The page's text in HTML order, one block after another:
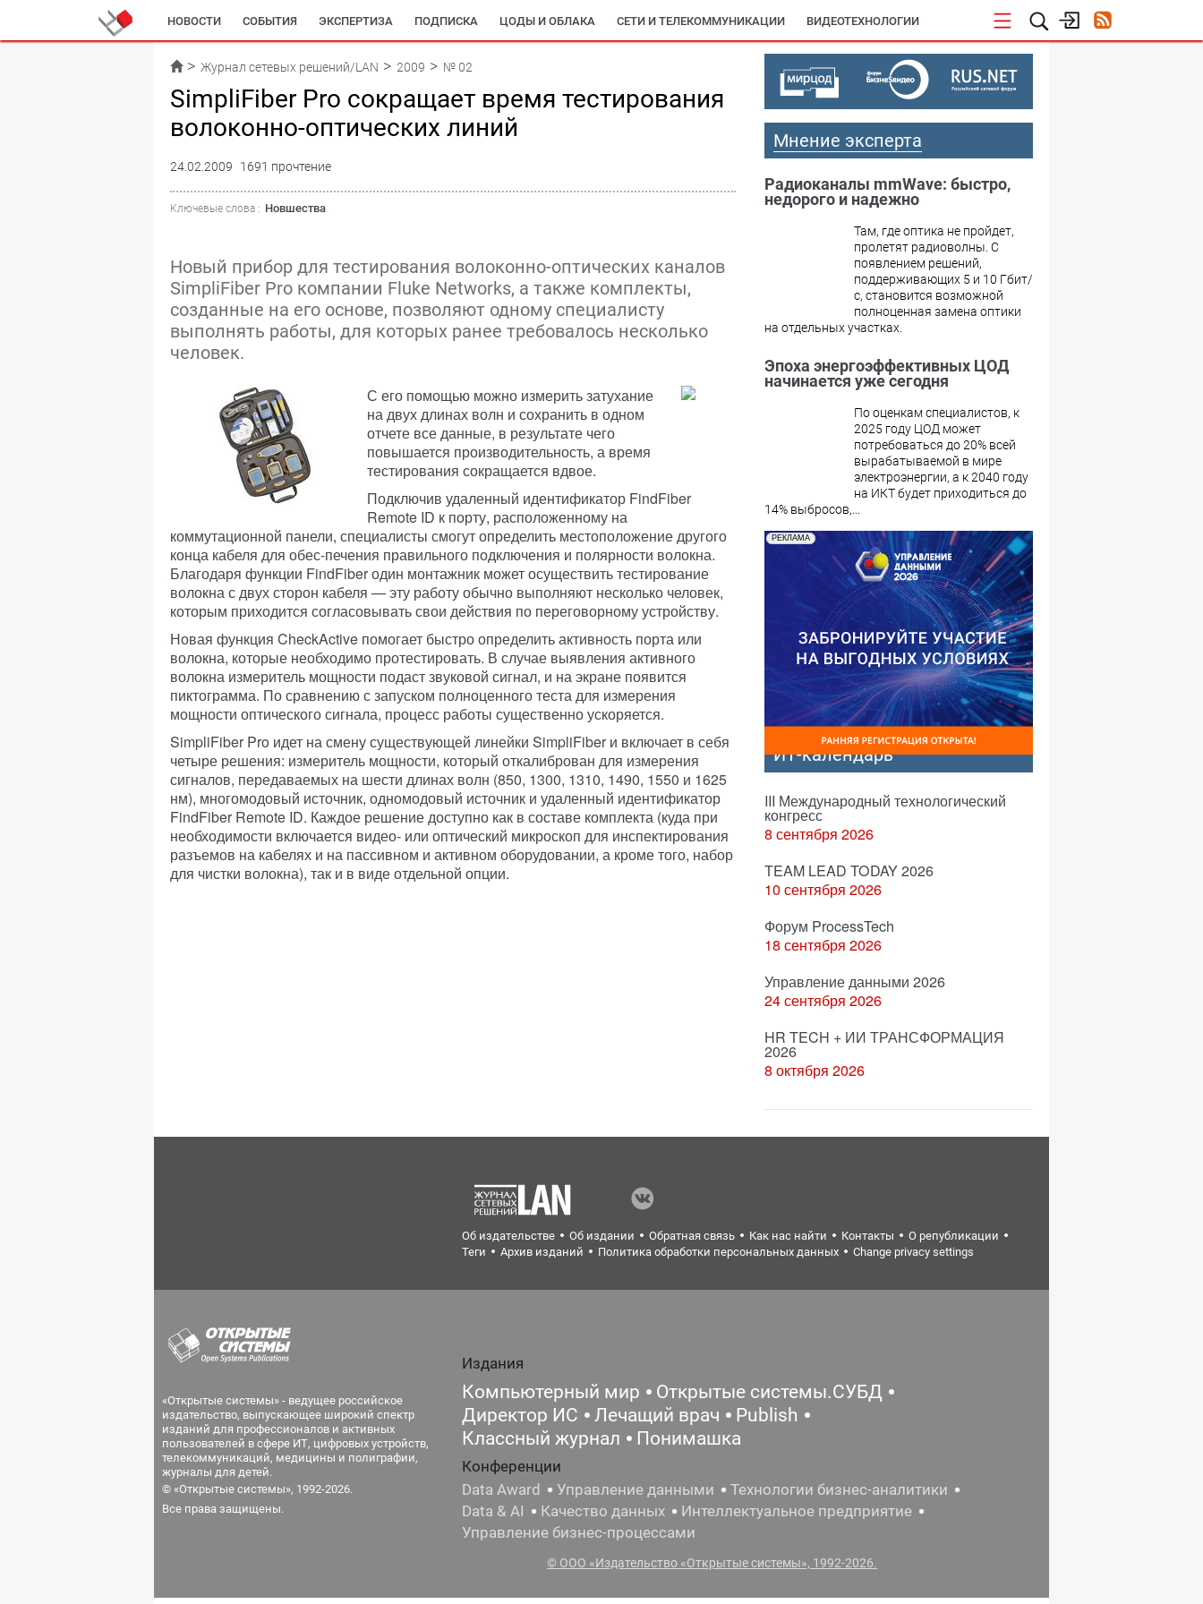
НОВОСТИ СОБЫТИЯ ЭКСПЕРТИЗА ПОДПИСКА ЦОДЫ И ОБЛАКА СЕТИ И ТЕЛЕКОММУНИКАЦИИ ВИДЕОТЕХНОЛОГИИ
Журнал сетевых решений/LAN 2009 № 02
SimpliFiber Pro сокращает время тестирования
волоконно-оптических линий
24.02.2009 1691 прочтение
Ключевые слова : Новшества
Новый прибор для тестирования волоконно-оптических каналов
SimpliFiber Pro компании Fluke Networks, а также комплекты,
созданные на его основе, позволяют одному специалисту
выполнять работы, для которых ранее требовалось несколько
человек.
С его помощью можно измерить затухание
на двух длинах волн и сохранить в одном
отчете все данные, в результате чего
повышается производительность, а время
тестирования сокращается вдвое.
Подключив удаленный идентификатор FindFiber
Remote ID к порту, расположенному на
коммутационной панели, специалисты смогут определить местоположение другого
конца кабеля для обес-печения правильного подключения и полярности волокна.
Благодаря функции FindFiber один монтажник может осуществить тестирование
волокна с двух сторон кабеля — эту работу обычно выполняют несколько человек,
которым приходится согласовывать свои действия по переговорному устройству.
Новая функция CheckActive помогает быстро определить активность порта или
волокна, которые необходимо протестировать. В случае выявления активного
волокна измеритель мощности подаст звуковой сигнал, и на экране появится
пиктограмма. По сравнению с запуском полноценного теста для измерения
мощности оптического сигнала, процесс работы существенно ускоряется.
SimpliFiber Pro идет на смену существующей линейки SimpliFiber и включает в себя
четыре решения: измеритель мощности, который откалиброван для измерения
сигналов, передаваемых на шести длинах волн (850, 1300, 1310, 1490, 1550 и 1625
нм), многомодовый источник, одномодовый источник и удаленный идентификатор
FindFiber Remote ID. Каждое решение доступно как в составе комплекта (куда при
необходимости включается видео- или оптический микроскоп для инспектирования
разъемов на кабелях и на пассивном и активном оборудовании, а кроме того, набор
для чистки волокна), так и в виде отдельной опции.
Мнение эксперта
Радиоканалы mmWave: быстро,
недорого и надежно
Там, где оптика не пройдет,
пролетят радиоволны. С
появлением решений,
поддерживающих 5 и 10 Гбит/
с, становится возможной
полноценная замена оптики
на отдельных участках.
Эпоха энергоэффективных ЦОД
начинается уже сегодня
По оценкам специалистов, к
2025 году ЦОД может
потребоваться до 20% всей
вырабатываемой в мире
электроэнергии, а к 2040 году
на ИКТ будет приходиться до
14% выбросов,...
РЕКЛАМА
ИТ-календарь
III Международный технологический
конгресс
8 сентября 2026
TEAM LEAD TODAY 2026
10 сентября 2026
Форум ProcessTech
18 сентября 2026
Управление данными 2026
24 сентября 2026
HR TECH + ИИ ТРАНСФОРМАЦИЯ
2026
8 октября 2026
Об издательстве Об издании Обратная связь Как нас найти Контакты
О републикации
Теги
Архив изданий Политика обработки персональных данных Change privacy settings
«Открытые системы» - ведущее российское
издательство, выпускающее широкий спектр
изданий для профессионалов и активных
пользователей в сфере ИТ, цифровых устройств,
телекоммуникаций, медицины и полиграфии,
журналы для детей.
© «Открытые системы», 1992-2026.
Все права защищены.
Издания
Компьютерный мир
Открытые системы.СУБД
Директор ИС
Лечащий врач
Publish
Классный журнал
Понимашка
Конференции
Data Award
Управление данными
Технологии бизнес-аналитики
Data & AI
Качество данных
Интеллектуальное предприятие
Управление бизнес-процессами
© ООО «Издательство «Открытые системы», 1992-2026.